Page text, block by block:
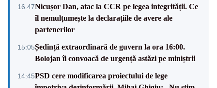
16:47Nicușor Dan, atac la CCR pe legea integrității. Ce
îl nemulțumește la declarațiile de avere ale
partenerilor
15:05Ședință extraordinară de guvern la ora 16:00.
Bolojan îi convoacă de urgență astăzi pe miniștrii
14:45PSD cere modificarea proiectului de lege